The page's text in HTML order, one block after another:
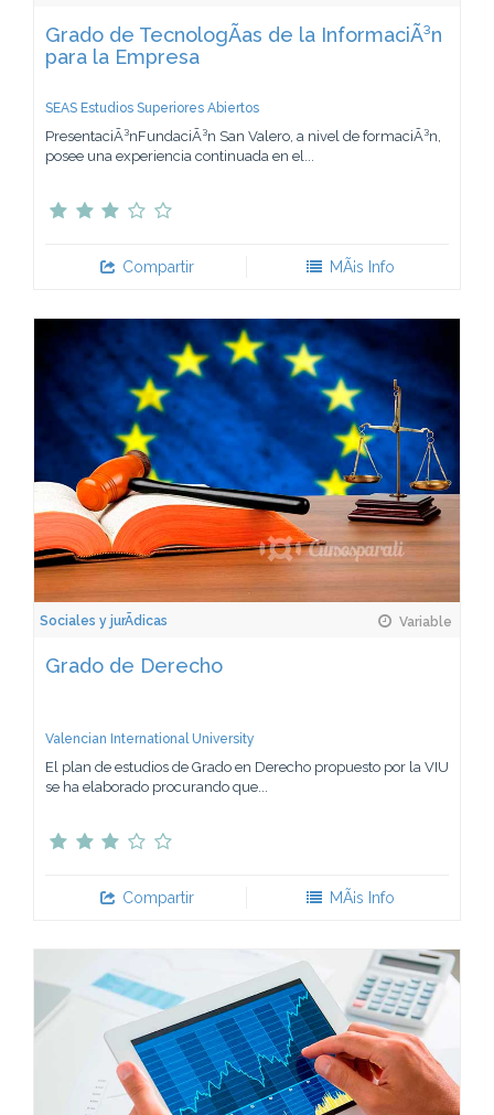
Grado de TecnologÃ­as de la InformaciÃ³n
para la Empresa
SEAS Estudios Superiores Abiertos
PresentaciÃ³nFundaciÃ³n San Valero, a nivel de formaciÃ³n,
posee una experiencia continuada en el...
Compartir MÃ¡s Info
Sociales y jurÃ­dicas Variable
Grado de Derecho
Valencian International University
El plan de estudios de Grado en Derecho propuesto por la VIU
se ha elaborado procurando que...
Compartir MÃ¡s Info